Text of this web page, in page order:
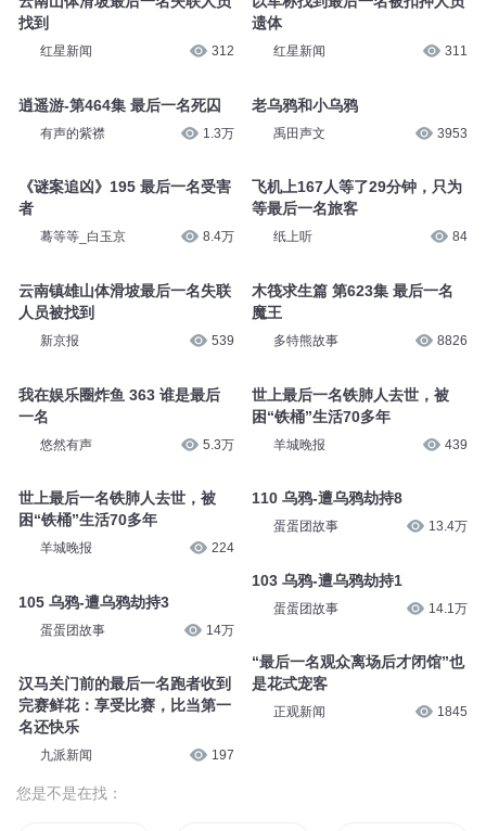
找到
红星新闻 312
逍遥游-第464集 最后一名死囚
有声的紫襟 1.3万
《谜案追凶》195 最后一名受害
者
蓦等等_白玉京 8.4万
云南镇雄山体滑坡最后一名失联
人员被找到
新京报 539
我在娱乐圈炸鱼 363 谁是最后
一名
悠然有声 5.3万
世上最后一名铁肺人去世，被
困“铁桶”生活70多年
羊城晚报 224
105 乌鸦-遭乌鸦劫持3
蛋蛋团故事 14万
汉马关门前的最后一名跑者收到
完赛鲜花：享受比赛，比当第一
名还快乐
九派新闻 197
遗体
红星新闻 311
老乌鸦和小乌鸦
禹田声文 3953
飞机上167人等了29分钟，只为
等最后一名旅客
纸上听 84
木筏求生篇 第623集 最后一名
魔王
多特熊故事 8826
世上最后一名铁肺人去世，被
困“铁桶”生活70多年
羊城晚报 439
110 乌鸦-遭乌鸦劫持8
蛋蛋团故事 13.4万
103 乌鸦-遭乌鸦劫持1
蛋蛋团故事 14.1万
“最后一名观众离场后才闭馆”也
是花式宠客
正观新闻 1845
您是不是在找：